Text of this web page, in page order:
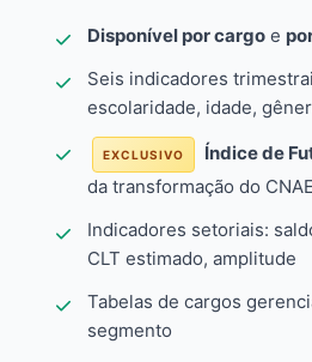
Disponível por cargo e
Seis indicadores
escolaridade, idade,
EXCLUSIVO Índice de
da transformação do CNAE
Indicadores setoriais:
CLT estimado, amplitude
Tabelas de cargos
segmento